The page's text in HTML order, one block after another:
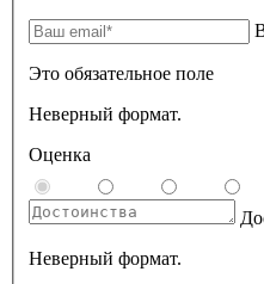
Это обязательное поле
Неверный формат.
Оценка
Неверный формат.